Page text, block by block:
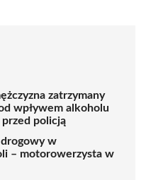
zatrzymany
wpływem alkoholu
policją
w
– motorowerzysta w